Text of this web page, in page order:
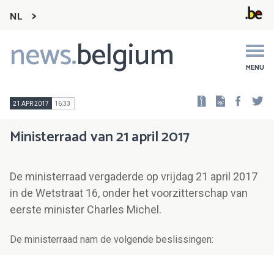
NL
news.belgium MENU
Main
navigation
21 APR 2017 16:33
Ministerraad van 21 april 2017
De ministerraad vergaderde op vrijdag 21 april 2017
in de Wetstraat 16, onder het voorzitterschap van
eerste minister Charles Michel.
De ministerraad nam de volgende beslissingen: